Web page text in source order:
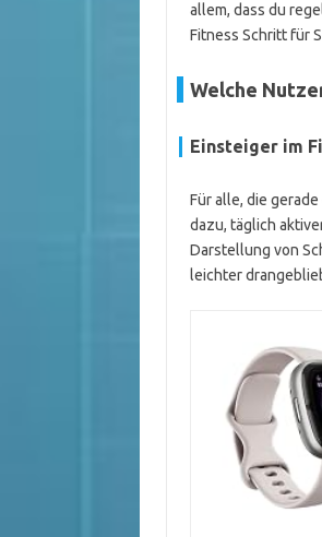
allem, dass du
Fitness Schritt für
Welche
Einsteiger im
Für alle, die
dazu, täglich
Darstellung von
leichter